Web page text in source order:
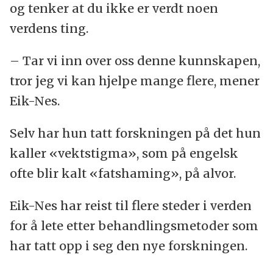
og tenker at du ikke er verdt noen
verdens ting.
– Tar vi inn over oss denne kunnskapen,
tror jeg vi kan hjelpe mange flere, mener
Eik-Nes.
Selv har hun tatt forskningen på det hun
kaller «vektstigma», som på engelsk
ofte blir kalt «fatshaming», på alvor.
Eik-Nes har reist til flere steder i verden
for å lete etter behandlingsmetoder som
har tatt opp i seg den nye forskningen.